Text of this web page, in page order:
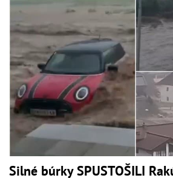
Silné búrky SPUSTOŠILI